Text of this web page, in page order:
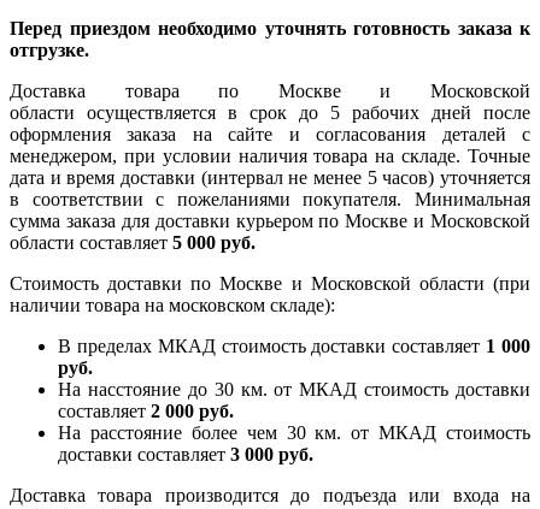
Перед приездом необходимо уточнять готовность заказа к
отгрузке.
Доставка товара по Москве и Московской
области осуществляется в срок до 5 рабочих дней после
оформления заказа на сайте и согласования деталей с
менеджером, при условии наличия товара на складе. Точные
дата и время доставки (интервал не менее 5 часов) уточняется
в соответствии с пожеланиями покупателя. Минимальная
сумма заказа для доставки курьером по Москве и Московской
области составляет 5 000 руб.
Стоимость доставки по Москве и Московской области (при
наличии товара на московском складе):
В пределах МКАД стоимость доставки составляет 1 000
руб.
На насcтояние до 30 км. от МКАД стоимость доставки
составляет 2 000 руб.
На расстояние более чем 30 км. от МКАД стоимость
доставки составляет 3 000 руб.
Доставка товара производится до подъезда или входа на